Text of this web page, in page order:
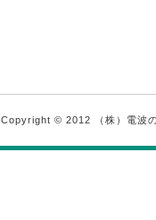
Copyright © 2012 （株）電波